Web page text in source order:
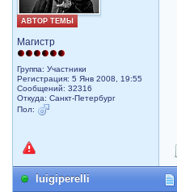
АВТОР ТЕМЫ
Магистр
Группа: Участники
Регистрация: 5 Янв 2008, 19:55
Сообщений: 32316
Откуда: Санкт-Петербург
Пол:
luigiperelli